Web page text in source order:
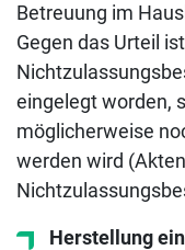
Betreuung im
Gegen das Urteil
eingelegt worden,
möglicherweise
werden wird
Herstellung